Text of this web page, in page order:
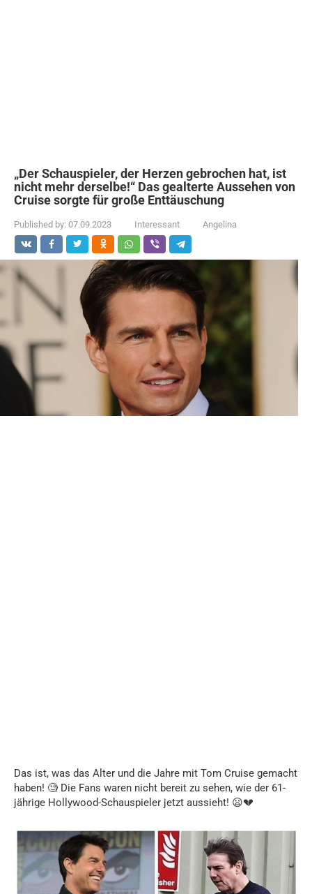
„Der Schauspieler, der Herzen gebrochen hat, ist
nicht mehr derselbe!“ Das gealterte Aussehen von
Cruise sorgte für große Enttäuschung
Published by: 07.09.2023 Interessant Angelina
Das ist, was das Alter und die Jahre mit Tom Cruise gemacht
haben! 🧐 Die Fans waren nicht bereit zu sehen, wie der 61-
jährige Hollywood-Schauspieler jetzt aussieht! 😦💔